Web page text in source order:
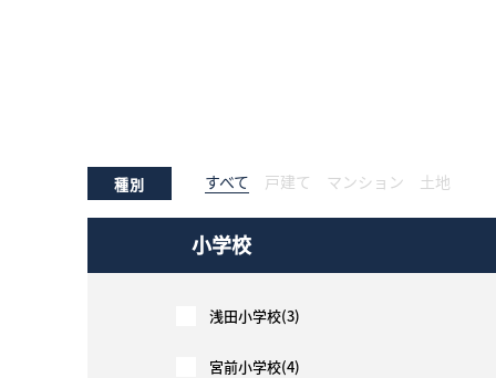
種別 すべて 戸建て マンション 土地
小学校
浅田小学校(3)
宮前小学校(4)